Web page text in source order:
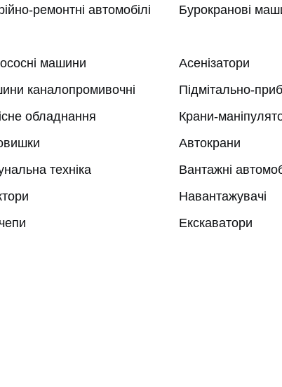
ремонтні автомобілі Бурокранові
машини
Асенізатори
каналопромивочні
Підмітально-
обладнання
Крани-
Автокрани
техніка
Вантажні
Навантажувачі
Екскаватори